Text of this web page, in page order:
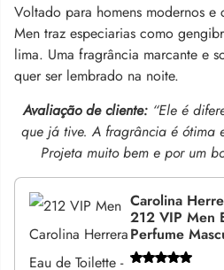
Voltado para homens modernos e
Men traz especiarias como
lima. Uma fragrância marcante e
quer ser lembrado na noite.
Avaliação de cliente: “Ele é
que já tive. A fragrância é ótima
Projeta muito bem e por um
Carolina
212 VIP Men
Perfume